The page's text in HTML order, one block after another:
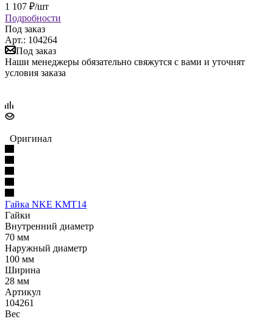
1 107 ₽/шт
Подробности
Под заказ
Арт.: 104264
Под заказ
Наши менеджеры обязательно свяжутся с вами и уточнят
условия заказа
Оригинал
Гайка NKE KMT14
Гайки
Внутренний диаметр
70 мм
Наружный диаметр
100 мм
Ширина
28 мм
Артикул
104261
Вес